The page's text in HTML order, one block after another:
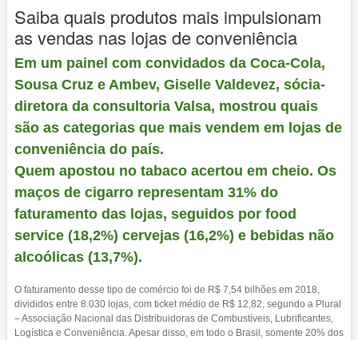
Saiba quais produtos mais impulsionam
as vendas nas lojas de conveniência
Em um painel com convidados da Coca-Cola,
Sousa Cruz e Ambev, Giselle Valdevez, sócia-
diretora da consultoria Valsa, mostrou quais
são as categorias que mais vendem em lojas de
conveniência do país.
Quem apostou no tabaco acertou em cheio. Os
maços de cigarro representam 31% do
faturamento das lojas, seguidos por food
service (18,2%) cervejas (16,2%) e bebidas não
alcoólicas (13,7%).
O faturamento desse tipo de comércio foi de R$ 7,54 bilhões em 2018,
divididos entre 8.030 lojas, com ticket médio de R$ 12,82, segundo a Plural
– Associação Nacional das Distribuidoras de Combustíveis, Lubrificantes,
Logística e Conveniência. Apesar disso, em todo o Brasil, somente 20% dos